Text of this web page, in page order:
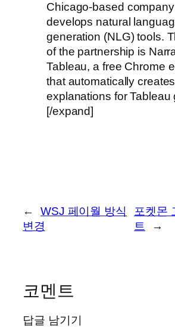
Chicago-based
develops natural
generation (NLG) tools.
of the partnership is
Tableau, a free Chrome
that automatically
explanations for Tableau
[/expand]
←
WSJ 페이월 방식
변경
포켓몬
트
→
코멘트
답글 남기기